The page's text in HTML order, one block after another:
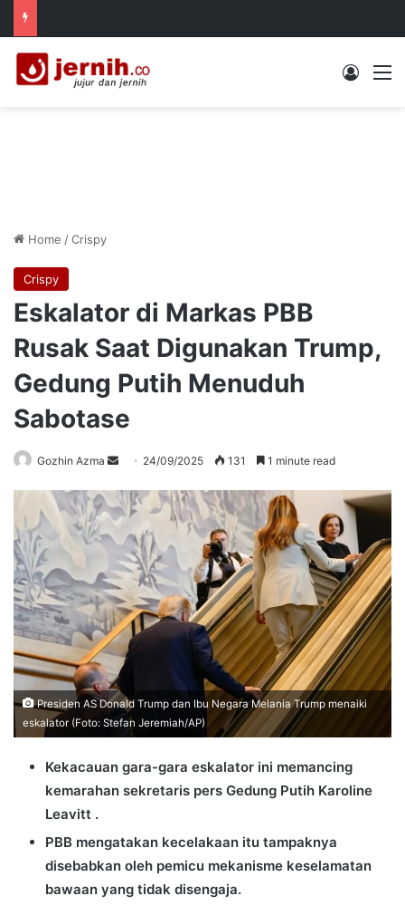
Log In
Home /Crispy
Crispy
Eskalator di Markas PBB
Rusak Saat Digunakan Trump,
Gedung Putih Menuduh
Sabotase
Gozhin Azma
Send
email
24/09/2025 131 1 minute read
Presiden AS Donald Trump dan Ibu Negara Melania Trump menaiki
eskalator (Foto: Stefan Jeremiah/AP)
Kekacauan gara-gara eskalator ini memancing
kemarahan sekretaris pers Gedung Putih Karoline
Leavitt .
PBB mengatakan kecelakaan itu tampaknya
disebabkan oleh pemicu mekanisme keselamatan
bawaan yang tidak disengaja.